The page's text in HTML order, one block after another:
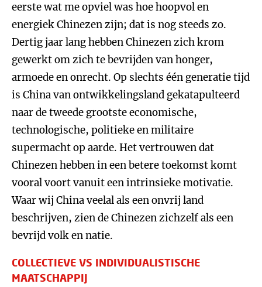
eerste wat me opviel was hoe hoopvol en
energiek Chinezen zijn; dat is nog steeds zo.
Dertig jaar lang hebben Chinezen zich krom
gewerkt om zich te bevrijden van honger,
armoede en onrecht. Op slechts één generatie tijd
is China van ontwikkelingsland gekatapulteerd
naar de tweede grootste economische,
technologische, politieke en militaire
supermacht op aarde. Het vertrouwen dat
Chinezen hebben in een betere toekomst komt
vooral voort vanuit een intrinsieke motivatie.
Waar wij China veelal als een onvrij land
beschrijven, zien de Chinezen zichzelf als een
bevrijd volk en natie.
COLLECTIEVE VS INDIVIDUALISTISCHE
MAATSCHAPPIJ